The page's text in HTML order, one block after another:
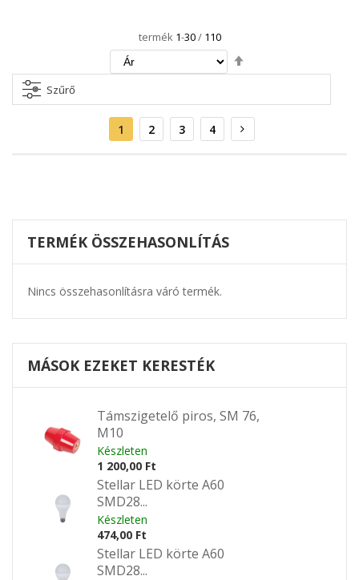
termék 1-30/ 110
irány
Szűrő
Oldal
Aktuális
oldal
1 Oldal
2 Oldal
3 Oldal
4 Oldal
Következő
TERMÉK ÖSSZEHASONLÍTÁS
Nincs összehasonlításra váró termék.
MÁSOK EZEKET KERESTÉK
Támszigetelő piros, SM 76,
M10
Készleten
1 200,00 Ft
Stellar LED körte A60
SMD28...
Készleten
474,00 Ft
Stellar LED körte A60
SMD28...